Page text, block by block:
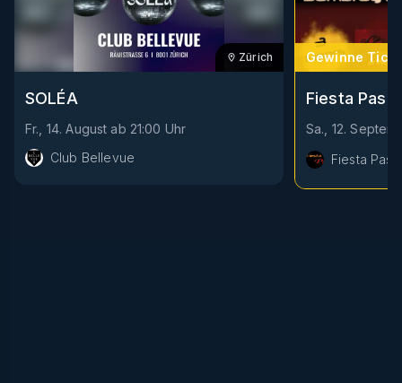
Zürich
SOLÉA
Fr., 14. August ab 21:00 Uhr
Club Bellevue
Gewinne
Fiesta
Sa., 12.
Fiesta